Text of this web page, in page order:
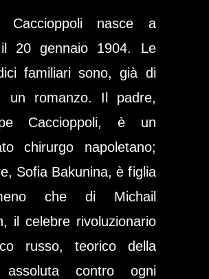
Caccioppoli nasce a
20 gennaio 1904. Le
familiari sono, già di
un romanzo. Il padre,
Caccioppoli, è un
chirurgo napoletano;
Sofia Bakunina, è figlia
che di Michail
il celebre rivoluzionario
russo, teorico della
assoluta contro ogni